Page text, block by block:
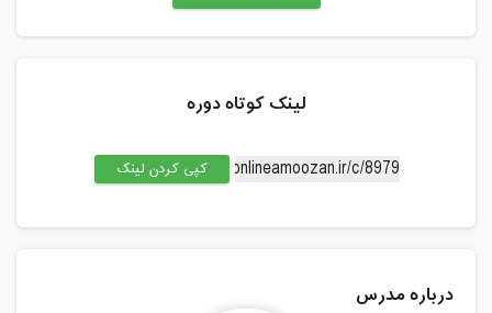
لینک کوتاه دوره
کپی کردن لینک
درباره مدرس